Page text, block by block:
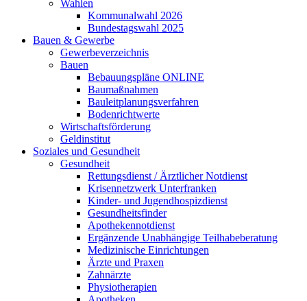
Wahlen
Kommunalwahl 2026
Bundestagswahl 2025
Bauen & Gewerbe
Gewerbeverzeichnis
Bauen
Bebauungspläne ONLINE
Baumaßnahmen
Bauleitplanungsverfahren
Bodenrichtwerte
Wirtschaftsförderung
Geldinstitut
Soziales und Gesundheit
Gesundheit
Rettungsdienst / Ärztlicher Notdienst
Krisennetzwerk Unterfranken
Kinder- und Jugendhospizdienst
Gesundheitsfinder
Apothekennotdienst
Ergänzende Unabhängige Teilhabeberatung
Medizinische Einrichtungen
Ärzte und Praxen
Zahnärzte
Physiotherapien